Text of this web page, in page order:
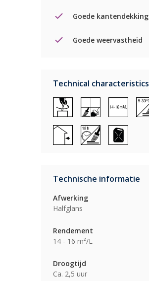
Goede kantendekking
Goede weervastheid
Technical characteristics
Technische informatie
Afwerking
Halfglans
Rendement
14 - 16 m²/L
Droogtijd
Ca. 2,5 uur